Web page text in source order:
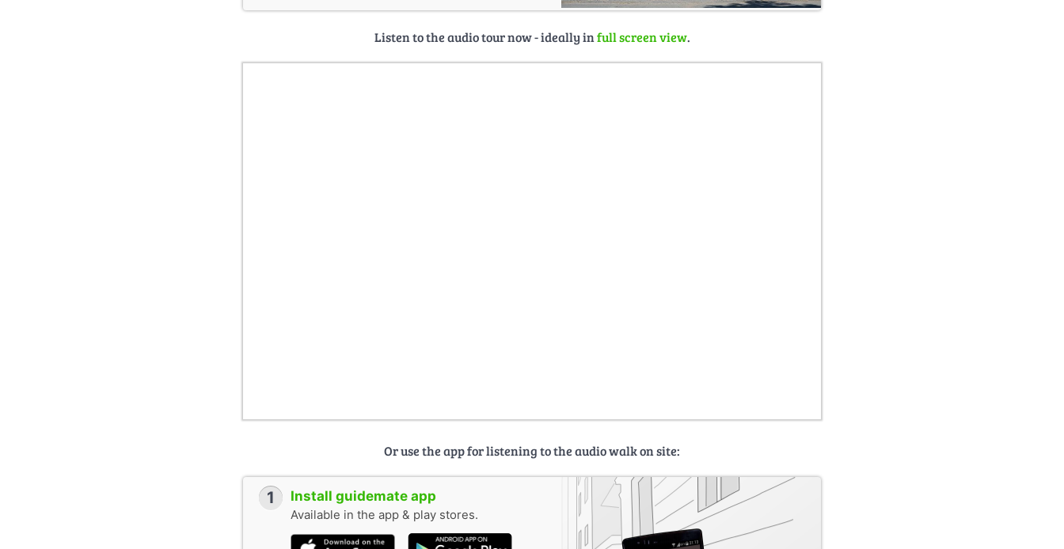
Listen to the audio tour now - ideally infull screen view.
Or use the app for listening to the audio walk on site:
1 Install guidemate app
Available in the app & play stores.